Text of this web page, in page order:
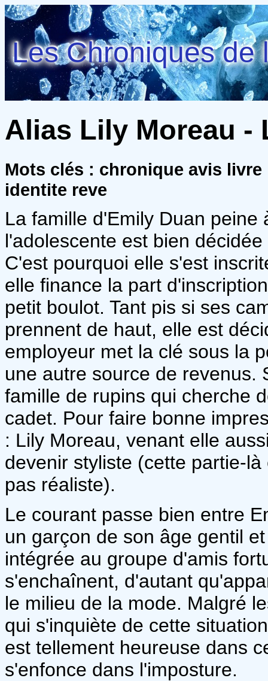
Les Chroniques de
Alias Lily Moreau -
Mots clés : chronique avis
identite reve
La famille d'Emily Duan
l'adolescente est bien
C'est pourquoi elle s'est
elle finance la part
petit boulot. Tant pis si ses
prennent de haut, elle est
employeur met la clé sous la
une autre source de revenus.
famille de rupins qui cherche
cadet. Pour faire bonne
: Lily Moreau, venant elle
devenir styliste (cette partie-
pas réaliste).
Le courant passe bien entre
un garçon de son âge gentil
intégrée au groupe d'amis
s'enchaînent, d'autant
le milieu de la mode. Malgré
qui s'inquiète de cette
est tellement heureuse dans
s'enfonce dans l'imposture.